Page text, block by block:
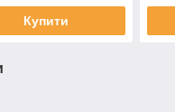
Купити